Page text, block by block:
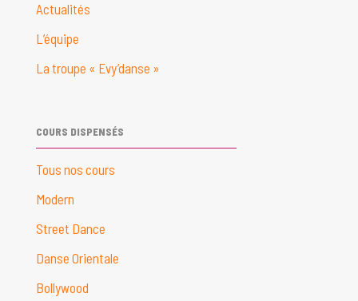
Actualités
L’équipe
La troupe « Evy’danse »
COURS DISPENSÉS
Tous nos cours
Modern
Street Dance
Danse Orientale
Bollywood